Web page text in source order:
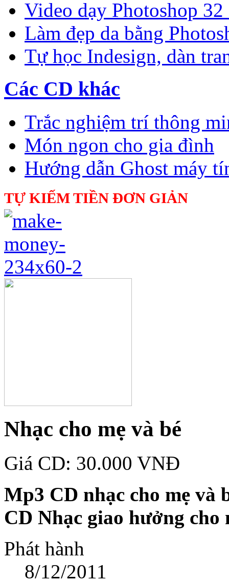
Video dạy Photoshop
Làm đẹp da bằng
Tự học Indesign, dàn
Các CD khác
Trắc nghiệm trí thông
Món ngon cho gia đình
Hướng dẫn Ghost máy
TỰ KIẾM TIỀN ĐƠN GIẢN
Nhạc cho mẹ và bé
Giá CD: 30.000 VNĐ
Mp3 CD nhạc cho mẹ và
CD Nhạc giao hưởng cho
Phát hành
8/12/2011